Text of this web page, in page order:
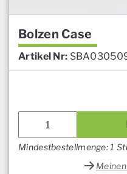
Bolzen Case
Artikel Nr:
Mindestbestellmenge: 1